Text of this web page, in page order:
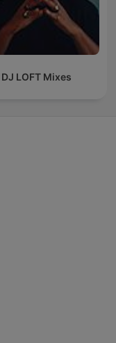
DJ LOFT Mixes